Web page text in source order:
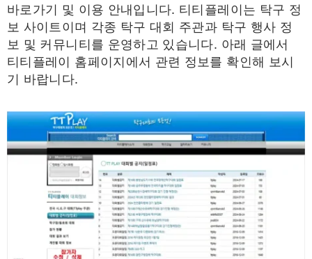
바로가기 및 이용 안내입니다. 티티플레이는 탁구 정
보 사이트이며 각종 탁구 대회 주관과 탁구 행사 정
보 및 커뮤니티를 운영하고 있습니다. 아래 글에서
티티플레이 홈페이지에서 관련 정보를 확인해 보시
기 바랍니다.